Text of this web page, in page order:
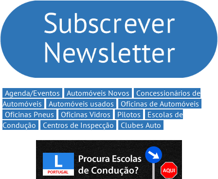
compromisso com o
automobilismo nacional
continua em 2026
Volta” com descontos de
Agenda/Eventos Automóveis Novos
Concessionários de
Automóveis
Automóveis usados
Oficinas de Automóveis
Oficinas Pneus
Oficinas Vidros Pilotos
Escolas de
Condução
Centros de Inspecção Clubes Auto